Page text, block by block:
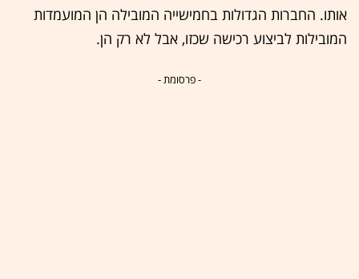
אותו. החברות הגדולות בחמישייה המובילה הן המועמדות
המובילות לביצוע רכישה שכזו, אבל לא רק הן.
- פרסומת -